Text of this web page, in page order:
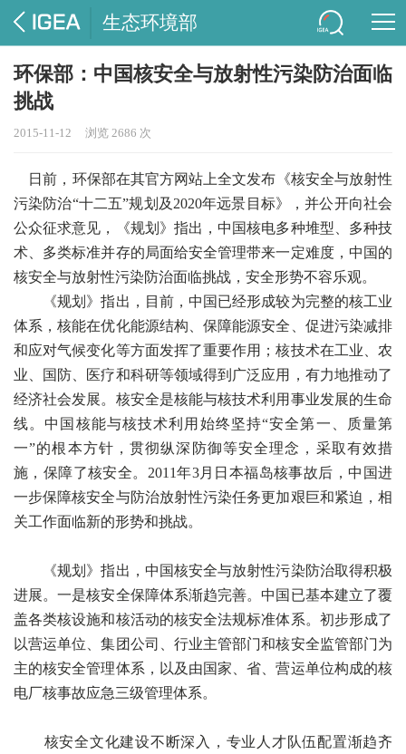
生态环境部
环保部：中国核安全与放射性污染防治面临
挑战
2015-11-12 浏览 2686 次
日前，环保部在其官方网站上全文发布《核安全与放射性
污染防治“十二五”规划及2020年远景目标》，并公开向社会
公众征求意见，《规划》指出，中国核电多种堆型、多种技
术、多类标准并存的局面给安全管理带来一定难度，中国的
核安全与放射性污染防治面临挑战，安全形势不容乐观。
《规划》指出，目前，中国已经形成较为完整的核工业
体系，核能在优化能源结构、保障能源安全、促进污染减排
和应对气候变化等方面发挥了重要作用；核技术在工业、农
业、国防、医疗和科研等领域得到广泛应用，有力地推动了
经济社会发展。核安全是核能与核技术利用事业发展的生命
线。中国核能与核技术利用始终坚持“安全第一、质量第
一”的根本方针，贯彻纵深防御等安全理念，采取有效措
施，保障了核安全。2011年3月日本福岛核事故后，中国进
一步保障核安全与防治放射性污染任务更加艰巨和紧迫，相
关工作面临新的形势和挑战。
《规划》指出，中国核安全与放射性污染防治取得积极
进展。一是核安全保障体系渐趋完善。中国已基本建立了覆
盖各类核设施和核活动的核安全法规标准体系。初步形成了
以营运单位、集团公司、行业主管部门和核安全监管部门为
主的核安全管理体系，以及由国家、省、营运单位构成的核
电厂核事故应急三级管理体系。
核安全文化建设不断深入，专业人才队伍配置渐趋齐